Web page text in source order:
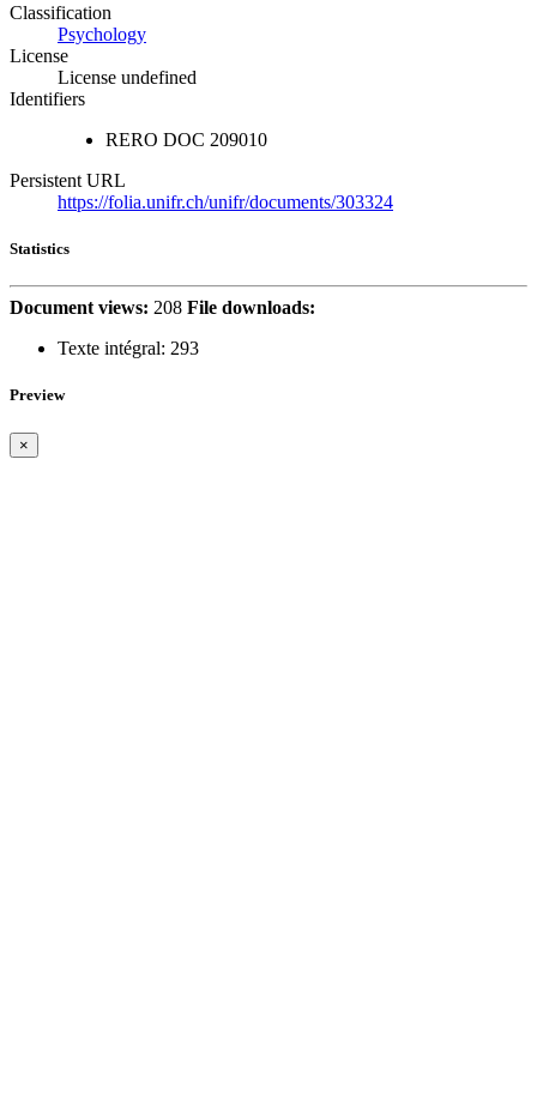
Classification
Psychology
License
License undefined
Identifiers
RERO DOC 209010
Persistent URL
https://folia.unifr.ch/unifr/documents/303324
Statistics
Document views: 208 File downloads:
Texte intégral: 293
Preview
×